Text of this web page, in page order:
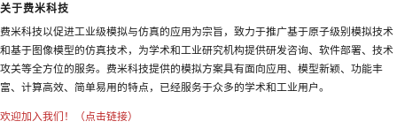
关于费米科技
费米科技以促进工业级模拟与仿真的应用为宗旨，致力于推广基于原子级别模拟技术
和基于图像模型的仿真技术，为学术和工业研究机构提供研发咨询、软件部署、技术
攻关等全方位的服务。费米科技提供的模拟方案具有面向应用、模型新颖、功能丰
富、计算高效、简单易用的特点，已经服务于众多的学术和工业用户。
欢迎加入我们！（点击链接）